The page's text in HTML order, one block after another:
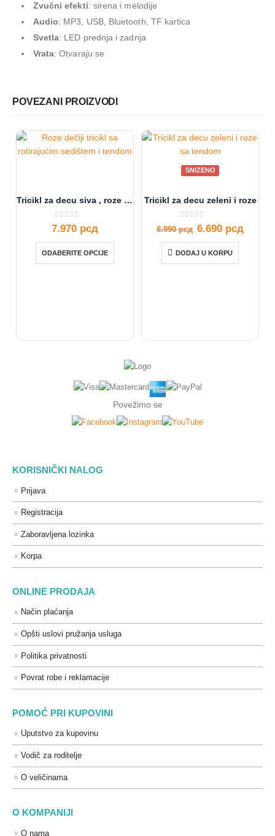
Zvučni efekti: sirena i melodije
Audio: MP3, USB, Bluetooth, TF kartica
Svetla: LED prednja i zadnja
Vrata: Otvaraju se
POVEZANI PROIZVODI
Tricikl za decu siva , roze i plava boja
0 out of 5
7.970 рсд
ODABERITE OPCIJE
SNIZENO
Tricikl za decu zeleni i roze
out of 5
8.990рсд 6.690 рсд
DODAJ U KORPU
Povežimo se
KORISNIČKI NALOG
Prijava
Registracija
Zaboravljena lozinka
Korpa
ONLINE PRODAJA
Način plaćanja
Opšti uslovi pružanja usluga
Politika privatnosti
Povrat robe i reklamacije
POMOĆ PRI KUPOVINI
Uputstvo za kupovinu
Vodič za roditelje
O veličinama
O KOMPANIJI
O nama